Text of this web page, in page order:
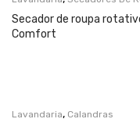
Secador de roupa
Comfort
Lavandaria, Calandras